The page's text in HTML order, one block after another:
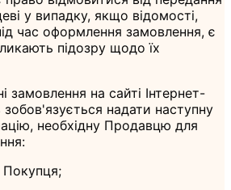
у випадку, якщо відомості,
час оформлення замовлення, є
підозру щодо їх
на сайті Інтернет-
надати наступну
необхідну Продавцю для
Покупця;